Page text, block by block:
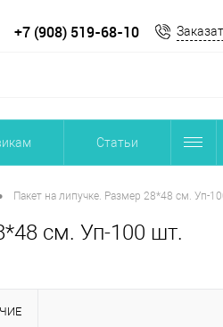
+7 (908) 519-68-10
Статьи
Пакет на липучке. Размер 28*48 см. Уп-
см. Уп-100 шт.